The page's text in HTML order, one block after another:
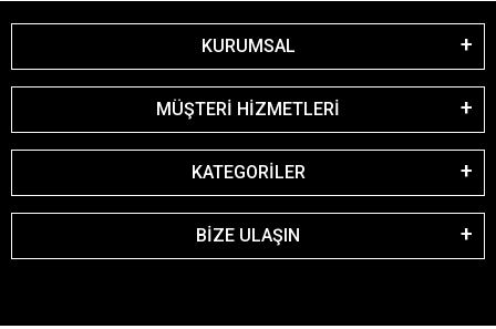
KURUMSAL
MÜŞTERİ HİZMETLERİ
KATEGORİLER
BİZE ULAŞIN